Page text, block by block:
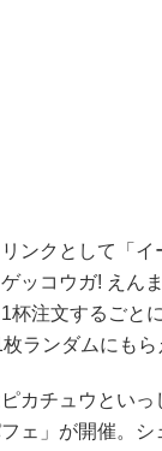
ンクとして「イ
ゲッコウガ! えん
杯注文するごと
ランダムにもら
カチュウといっ
ェ」が開催。